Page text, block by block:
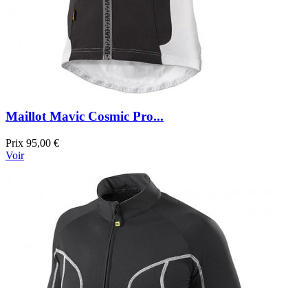
Maillot Mavic Cosmic Pro...
Prix 95,00 €
Voir